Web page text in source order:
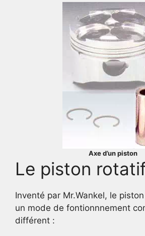
Axe d’un piston
Le piston
Inventé par Mr.Wankel, le
un mode de fontionnnement
différent :